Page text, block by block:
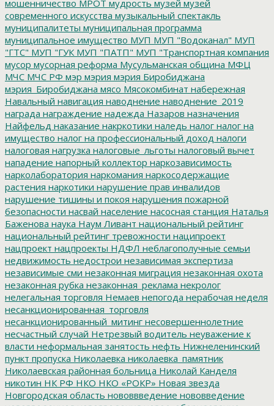
мошенничество МРОТ мудрость музей музей
современного искусства музыкальный спектакль
муниципалитеты муниципальная программа
муниципальное имущество МУП МУП "Водоканал" МУП
"ГТС" МУП "ГУК МУП "ПАТП" МУП "Транспортная компания
мусор мусорная реформа Мусульманская община МФЦ
МЧС МЧС РФ мэр мэрия мэрия Биробиджана
мэрия_Биробиджана мясо Мясокомбинат набережная
Навальный навигация наводнение наводнение_2019
награда награждение надежда Назаров назначения
Найфельд наказание накркотики наледь налог налог на
имущество налог на профессиональный доход налоги
налоговая нагрузка налоговые_льготы налоговый вычет
нападение напорный коллектор наркозависимость
нарколаборатория наркомания наркосодержащие
растения наркотики нарушение прав инвалидов
нарушение тишины и покоя нарушения пожарной
безопасности насвай население насосная станция Наталья
Баженова наука Наум Ливант национальный рейтинг
национальный рейтинг тревожности наципроект
нацпроект нацпроекты НДФЛ неблагополучные семьи
недвижимость недострои независимая экспертиза
независимые сми незаконная миграция незаконная охота
незаконная рубка незаконная_реклама некролог
нелегальная торговля Немаев непогода нерабочая неделя
несанкционированная_торговля
несанкционированный_митинг несовершеннолетние
несчастный случай Нетрезвый водитель неуважение к
власти неформальная занятость нефть Нижнеленинский
пункт пропуска Николаевка николаевка_памятник
Николаевская районная больница Николай Канделя
никотин НК РФ НКО НКО «РОКР» Новая звезда
Новгородская область нововвведение нововведение